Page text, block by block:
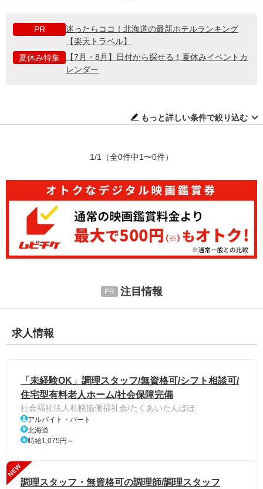
PR
迷ったらココ！北海道の最新ホテルランキング
【楽天トラベル】
夏休み特集
【7月・8月】日付から探せる！夏休みイベントカ
レンダー
もっと詳しい条件で絞り込む
1/1 （全0件中1〜0件）
注目情報
求人情報
「未経験OK」調理スタッフ/無資格可/シフト相談可/
住宅型有料老人ホーム/社会保障完備
社会福祉法人札幌協働福祉会/たくあいたんぽぽ
アルバイト・パート
北海道
時給1,075円～
NEW
調理スタッフ・無資格可の調理師/調理スタッフ